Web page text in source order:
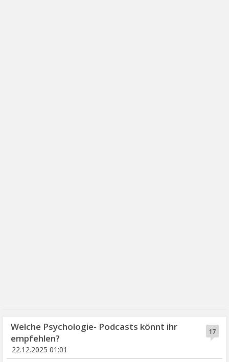
17
Welche Psychologie- Podcasts könnt ihr
empfehlen?
22.12.2025 01:01